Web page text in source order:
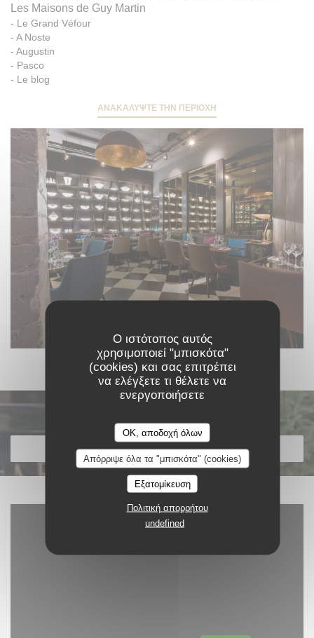
Ο ιστότοπος αυτός
χρησιμοποιεί "μπισκότα"
(cookies) και σας επιτρέπει
να ελέγξετε τι θέλετε να
ενεργοποιήσετε
OK, αποδοχή όλων
Απόρριψε όλα τα "μπισκότα" (cookies)
Εξατομίκευση
Πολιτική απορρήτου
undefined
Les Maisons de Guy Martin
- Le Grand Véfour
- A Noste
- Augustin
- Pasco
- Le blog
ΑΝΑΚΑΛΎΨΤΕ ΤΗΝ ΠΕΡΙΟΧΉ
ΑΝΑΚΑΛΎΨΤΕ ΤΟ ΜΕΝΟΎ ΜΑΣ